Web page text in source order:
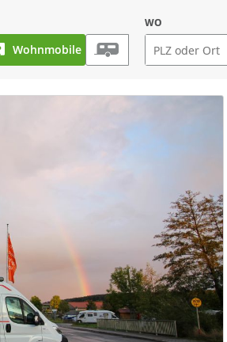
Wohnmobile
WO